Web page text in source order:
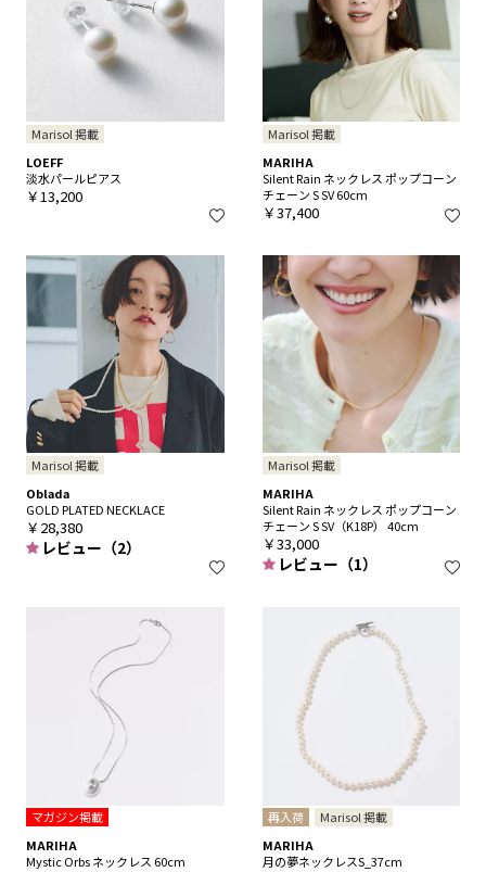
Marisol 掲載
LOEFF
淡水パールピアス
￥13,200
Marisol 掲載
MARIHA
Silent Rain ネックレス ポップコーン
チェーン S SV 60cm
￥37,400
Marisol 掲載
Oblada
GOLD PLATED NECKLACE
￥28,380
レビュー（2）
Marisol 掲載
MARIHA
Silent Rain ネックレス ポップコーン
チェーン S SV（K18P） 40cm
￥33,000
レビュー（1）
マガジン掲載
MARIHA
Mystic Orbs ネックレス 60cm
再入荷
Marisol 掲載
MARIHA
月の夢ネックレスS_37cm